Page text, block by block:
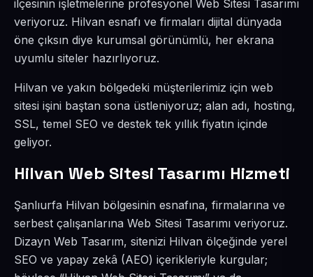
ilçesinin işletmelerine profesyonel Web Sitesi Tasarımı
veriyoruz. Hilvan esnafı ve firmaları dijital dünyada
öne çıksın diye kurumsal görünümlü, her ekrana
uyumlu siteler hazırlıyoruz.
Hilvan ve yakın bölgedeki müşterilerimiz için web
sitesi işini baştan sona üstleniyoruz; alan adı, hosting,
SSL, temel SEO ve destek tek yıllık fiyatın içinde
geliyor.
Hilvan Web Sitesi Tasarımı Hizmeti
Şanlıurfa Hilvan bölgesinin esnafına, firmalarına ve
serbest çalışanlarına Web Sitesi Tasarımı veriyoruz.
Dizayn Web Tasarım, sitenizi Hilvan ölçeğinde yerel
SEO ve yapay zekâ (AEO) içerikleriyle kurgular;